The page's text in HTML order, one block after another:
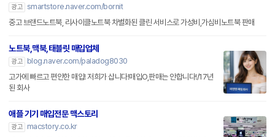
광고 smartstore.naver.com/bornit
중고 브랜드노트북, 리사이클노트북 차별화된 클린 서비스로 가성비,가심비노트북 판매
노트북,맥북,태블릿 매입업체
광고
blog.naver.com/paladog8030
고가에 빠르고 편안한 매입! 저희가 삽니다!매입O,판매는 안합니다!/17년
된 회사
애플 기기 매입전문 맥스토리
광고
macstory.co.kr